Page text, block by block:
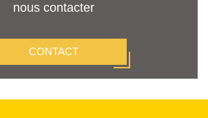
nous contacter
CONTACT